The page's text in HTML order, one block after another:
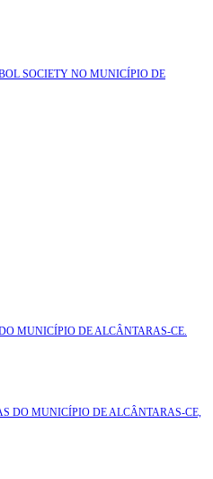
SOCIETY NO MUNICÍPIO DE
MUNICÍPIO DE ALCÂNTARAS-CE.
DO MUNICÍPIO DE ALCÂNTARAS-CE,